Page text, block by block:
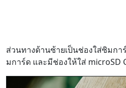
ส่วนทางด้านซ้ายเป็นช่องใส่ซิมกา
มการ์ด และมีช่องให้ใส่ microSD